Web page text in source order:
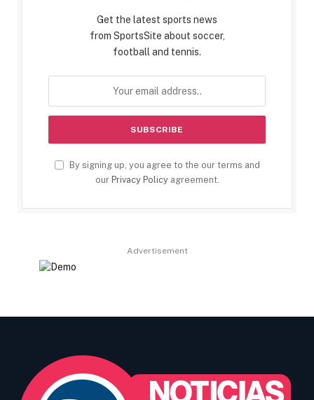
Get the latest sports news
from SportsSite about soccer,
football and tennis.
By signing up, you agree to the our terms and
our Privacy Policyagreement.
Advertisement